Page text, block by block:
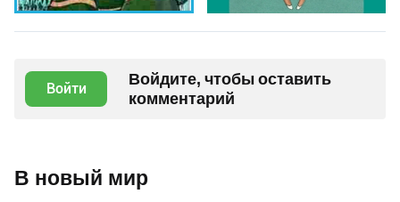
Войти
Войдите, чтобы оставить
комментарий
В новый мир